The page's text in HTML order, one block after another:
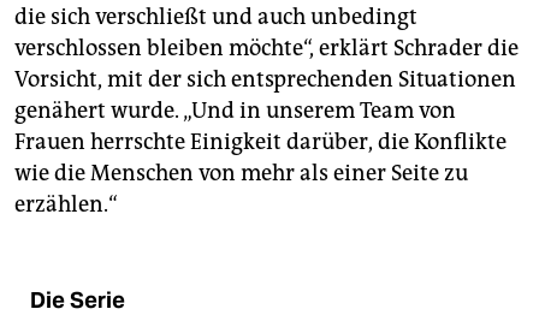
die sich verschließt und auch unbedingt
verschlossen bleiben möchte“, erklärt Schrader die
Vorsicht, mit der sich entsprechenden Situationen
genähert wurde. „Und in unserem Team von
Frauen herrschte Einigkeit darüber, die Konflikte
wie die Menschen von mehr als einer Seite zu
erzählen.“
Die Serie